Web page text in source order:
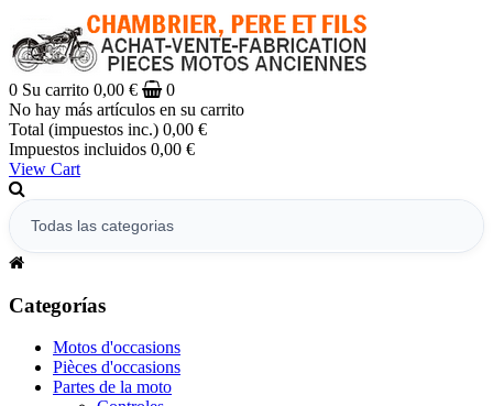
0 Su carrito 0,00 €
0
No hay más artículos en su carrito
Total (impuestos inc.) 0,00 €
Impuestos incluidos 0,00 €
View Cart
Categorías
Motos d'occasions
Pièces d'occasions
Partes de la moto